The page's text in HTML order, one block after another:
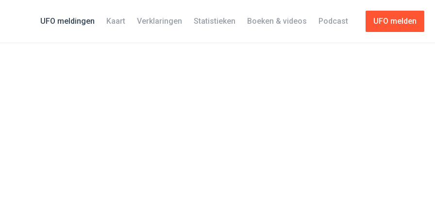
UFO melden
UFO meldingen Kaart Verklaringen Statistieken Boeken & videos Podcast